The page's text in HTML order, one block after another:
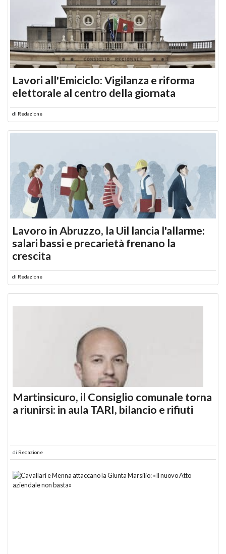
Lavori all'Emiciclo: Vigilanza e riforma
elettorale al centro della giornata
di Redazione
Lavoro in Abruzzo, la Uil lancia l'allarme:
salari bassi e precarietà frenano la
crescita
di Redazione
Martinsicuro, il Consiglio comunale torna
a riunirsi: in aula TARI, bilancio e rifiuti
di Redazione